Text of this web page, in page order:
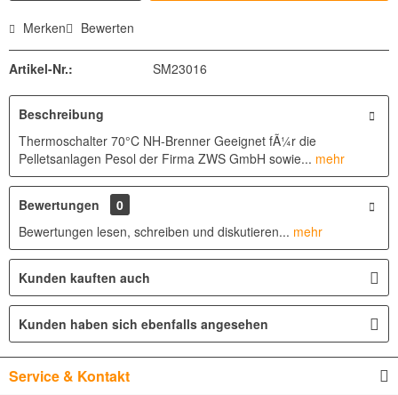
Merken Bewerten
Artikel-Nr.: SM23016
Beschreibung
Thermoschalter 70°C NH-Brenner Geeignet fÃ¼r die
Pelletsanlagen Pesol der Firma ZWS GmbH sowie... mehr
Bewertungen
0
Bewertungen lesen, schreiben und diskutieren... mehr
Kunden kauften auch
Kunden haben sich ebenfalls angesehen
Service & Kontakt